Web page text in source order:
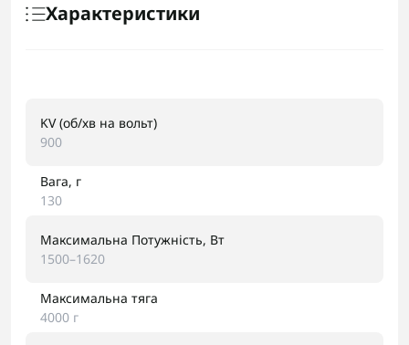
Характеристики
KV (об/хв на вольт)
900
Вага, г
130
Максимальна Потужність, Вт
1500–1620
Максимальна тяга
4000 г